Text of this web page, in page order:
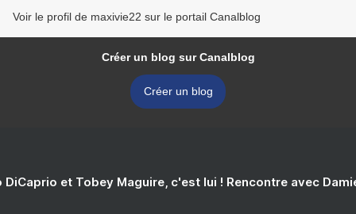
Voir le profil de maxivie22 sur le portail Canalblog
Créer un blog sur Canalblog
Créer un blog
DiCaprio et Tobey Maguire, c'est lui ! Rencontre avec